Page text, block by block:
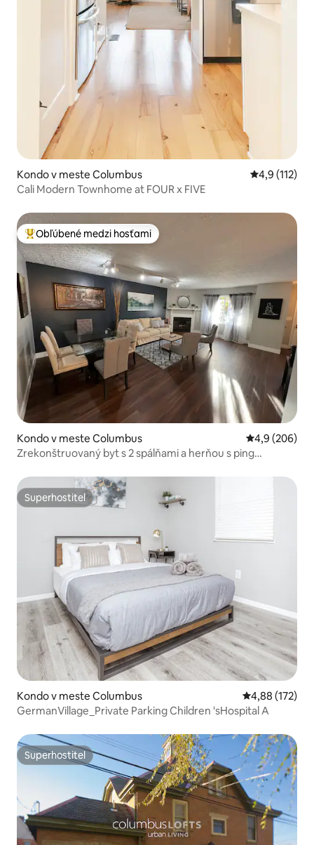
Kondo v meste Columbus Priemerné
4,9 (112)
Cali Modern Townhome at FOUR x FIVE
Najobľúbenejšie medzi hosťami
Obľúbené medzi hosťami
Kondo v meste Columbus Priemerné
4,9 (206)
Zrekonštruovaný byt s 2 spálňami a herňou s ping
Superhostiteľ
Superhostiteľ
Kondo v meste Columbus Priemerné
4,88 (172)
GermanVillage_Private Parking Children 'sHospital A
Superhostiteľ
Superhostiteľ